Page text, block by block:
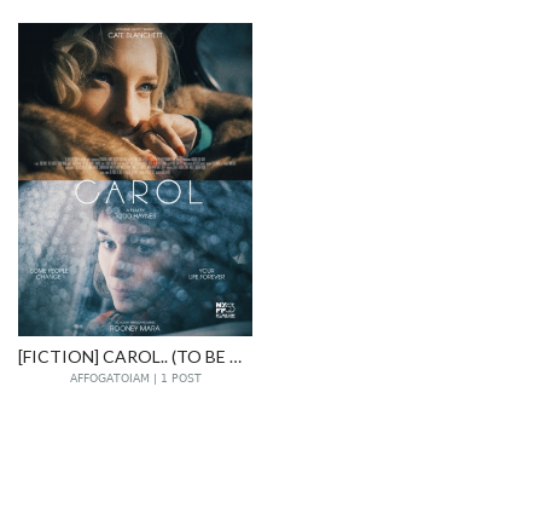
[FICTION] CAROL.. (TO BE CONTINUED)
AFFOGATOIAM | 1 POST